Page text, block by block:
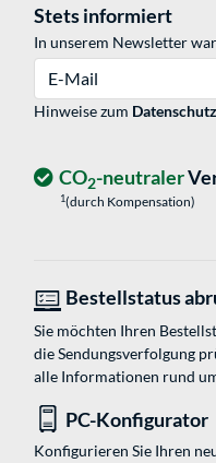
Stets informiert
In unserem Newsletter
Hinweise zum Datenschutz
CO2-neutraler
1(durch Kompensation)
Bestellstatus
Sie möchten Ihren
die Sendungsverfolgung
alle Informationen rund
PC-Konfigurator
Konfigurieren Sie Ihren